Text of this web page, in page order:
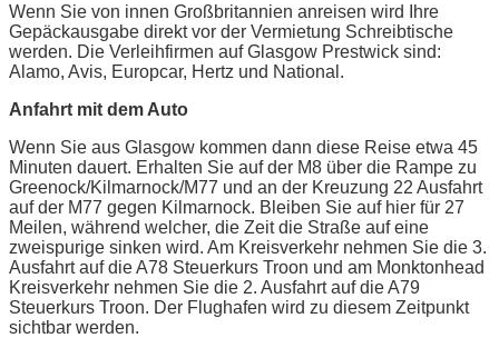
Wenn Sie von innen Großbritannien anreisen wird Ihre
Gepäckausgabe direkt vor der Vermietung Schreibtische
werden. Die Verleihfirmen auf Glasgow Prestwick sind:
Alamo, Avis, Europcar, Hertz und National.
Anfahrt mit dem Auto
Wenn Sie aus Glasgow kommen dann diese Reise etwa 45
Minuten dauert. Erhalten Sie auf der M8 über die Rampe zu
Greenock/Kilmarnock/M77 und an der Kreuzung 22 Ausfahrt
auf der M77 gegen Kilmarnock. Bleiben Sie auf hier für 27
Meilen, während welcher, die Zeit die Straße auf eine
zweispurige sinken wird. Am Kreisverkehr nehmen Sie die 3.
Ausfahrt auf die A78 Steuerkurs Troon und am Monktonhead
Kreisverkehr nehmen Sie die 2. Ausfahrt auf die A79
Steuerkurs Troon. Der Flughafen wird zu diesem Zeitpunkt
sichtbar werden.